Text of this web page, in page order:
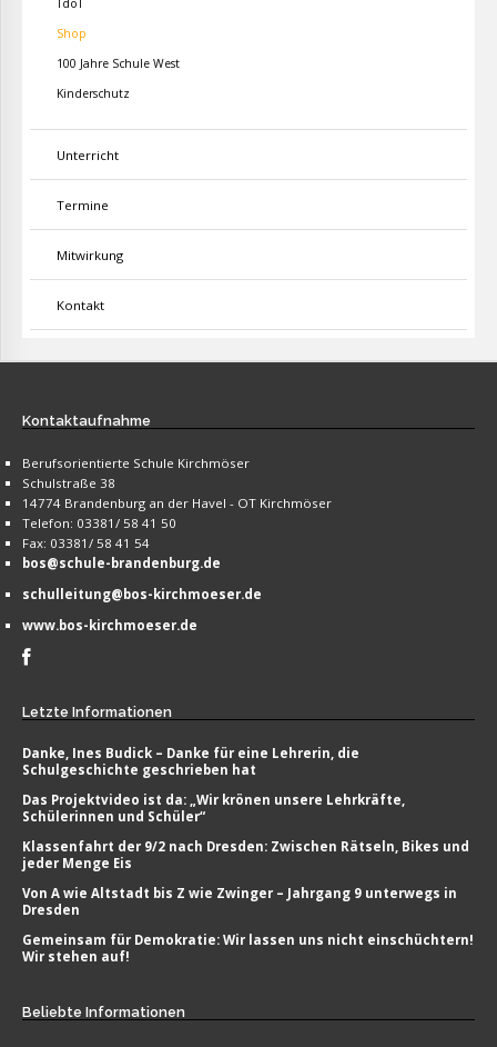
Shop
100 Jahre Schule West
Kinderschutz
Unterricht
Termine
Mitwirkung
Kontakt
Kontaktaufnahme
Berufsorientierte Schule Kirchmöser
Schulstraße 38
14774 Brandenburg an der Havel - OT Kirchmöser
Telefon: 03381/ 58 41 50
Fax: 03381/ 58 41 54
bos@schule-brandenburg.de
schulleitung@bos-kirchmoeser.de
www.bos-kirchmoeser.de
Letzte Informationen
Danke, Ines Budick – Danke für eine Lehrerin, die
Schulgeschichte geschrieben hat
Das Projektvideo ist da: „Wir krönen unsere Lehrkräfte,
Schülerinnen und Schüler“
Klassenfahrt der 9/2 nach Dresden: Zwischen Rätseln, Bikes und
jeder Menge Eis
Von A wie Altstadt bis Z wie Zwinger – Jahrgang 9 unterwegs in
Dresden
Gemeinsam für Demokratie: Wir lassen uns nicht einschüchtern!
Wir stehen auf!
Beliebte Informationen